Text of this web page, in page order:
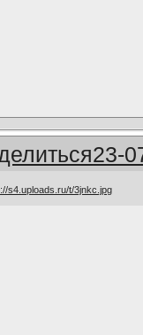
23-